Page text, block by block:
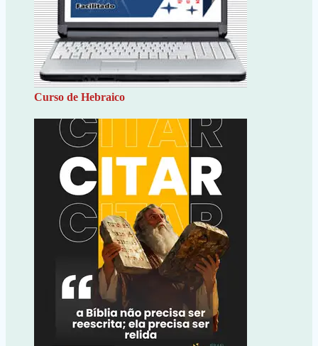
Curso de Hebraico